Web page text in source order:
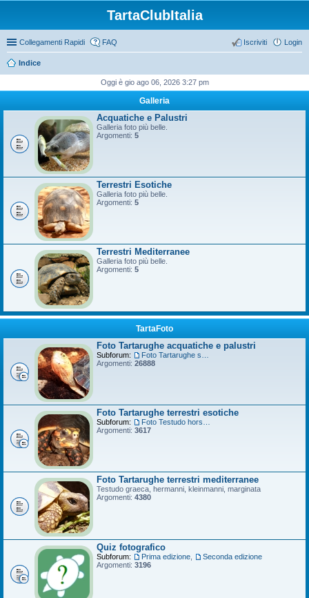
TartaClubItalia
Collegamenti Rapidi FAQ Login
Iscriviti
Indice
Oggi è gio ago 06, 2026 3:27 pm
Galleria
Acquatiche e Palustri
Galleria foto più belle.
Argomenti: 5
Terrestri Esotiche
Galleria foto più belle.
Argomenti: 5
Terrestri Mediterranee
Galleria foto più belle.
Argomenti: 5
TartaFoto
Foto Tartarughe acquatiche e palustri
Subforum:
Argomenti: 26888
Foto Tartarughe terrestri esotiche
Subforum:
Argomenti: 3617
Foto Tartarughe terrestri mediterranee
Testudo graeca, hermanni, kleinmanni, marginata
Argomenti: 4380
Quiz fotografico
Subforum: Prima edizione
Seconda edizione
Argomenti: 3196